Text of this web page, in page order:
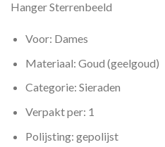
Hanger Sterrenbeeld
Voor: Dames
Materiaal: Goud (geelgoud)
Categorie: Sieraden
Verpakt per: 1
Polijsting: gepolijst